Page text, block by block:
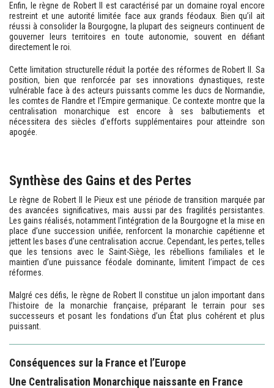
Enfin, le règne de Robert II est caractérisé par un domaine royal encore
restreint et une autorité limitée face aux grands féodaux. Bien qu’il ait
réussi à consolider la Bourgogne, la plupart des seigneurs continuent de
gouverner leurs territoires en toute autonomie, souvent en défiant
directement le roi.
Cette limitation structurelle réduit la portée des réformes de Robert II. Sa
position, bien que renforcée par ses innovations dynastiques, reste
vulnérable face à des acteurs puissants comme les ducs de Normandie,
les comtes de Flandre et l’Empire germanique. Ce contexte montre que la
centralisation monarchique est encore à ses balbutiements et
nécessitera des siècles d’efforts supplémentaires pour atteindre son
apogée.
Synthèse des Gains et des Pertes
Le règne de Robert II le Pieux est une période de transition marquée par
des avancées significatives, mais aussi par des fragilités persistantes.
Les gains réalisés, notamment l’intégration de la Bourgogne et la mise en
place d’une succession unifiée, renforcent la monarchie capétienne et
jettent les bases d’une centralisation accrue. Cependant, les pertes, telles
que les tensions avec le Saint-Siège, les rébellions familiales et le
maintien d’une puissance féodale dominante, limitent l’impact de ces
réformes.
Malgré ces défis, le règne de Robert II constitue un jalon important dans
l’histoire de la monarchie française, préparant le terrain pour ses
successeurs et posant les fondations d’un État plus cohérent et plus
puissant.
Conséquences sur la France et l’Europe
Une Centralisation Monarchique naissante en France